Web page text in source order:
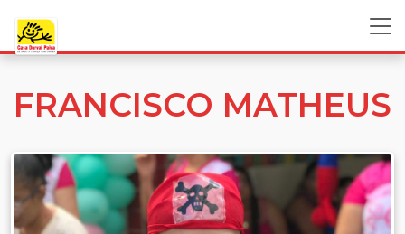
FRANCISCO MATHEUS